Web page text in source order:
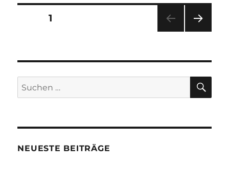
Seitennummerierung
Beiträge
SEITE1
E
Suchen
nach:
NEUESTE BEITRÄGE